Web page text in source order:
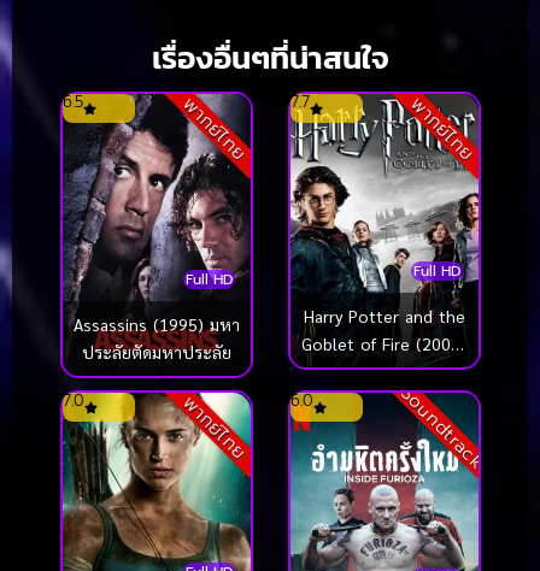
เรื่องอื่นๆที่น่าสนใจ
พากย์ไทย
Full HD
6.5
Assassins (1995) มหา
ประลัยตัดมหาประลัย
พากย์ไทย
Full HD
7.7
Harry Potter and the
Goblet of Fire (2005)
แฮร์รี่ พอตเตอร์กับถ้วย
อัคนี
พากย์ไทย
7.0 Soundtrack
6.0